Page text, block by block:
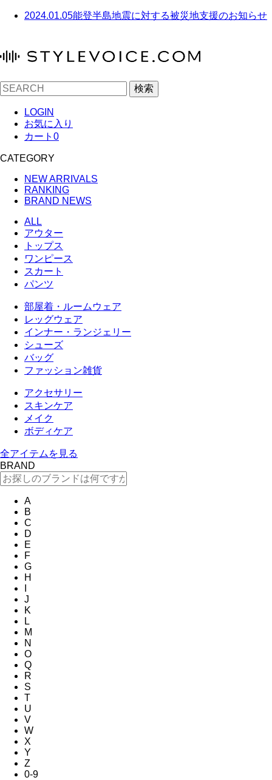
2024.01.05能登半島地震に対する被災地支援のお知らせ
検索
LOGIN
お気に入り
カート 0
CATEGORY
NEW ARRIVALS
RANKING
BRAND NEWS
ALL
アウター
トップス
ワンピース
スカート
パンツ
部屋着・ルームウェア
レッグウェア
インナー・ランジェリー
シューズ
バッグ
ファッション雑貨
アクセサリー
スキンケア
メイク
ボディケア
全アイテムを見る
BRAND
A
B
C
D
E
F
G
H
J
K
L
M
N
O
Q
R
S
T
U
V
W
X
Y
Z
0-9